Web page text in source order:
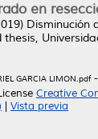
en
Disminución
thesis,
GARCIA LIMON.pdf-
Creative
Vista previa